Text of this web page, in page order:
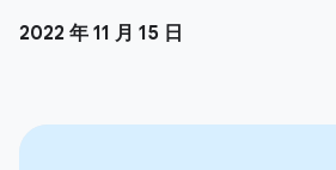
2022 年 11 月 15 日